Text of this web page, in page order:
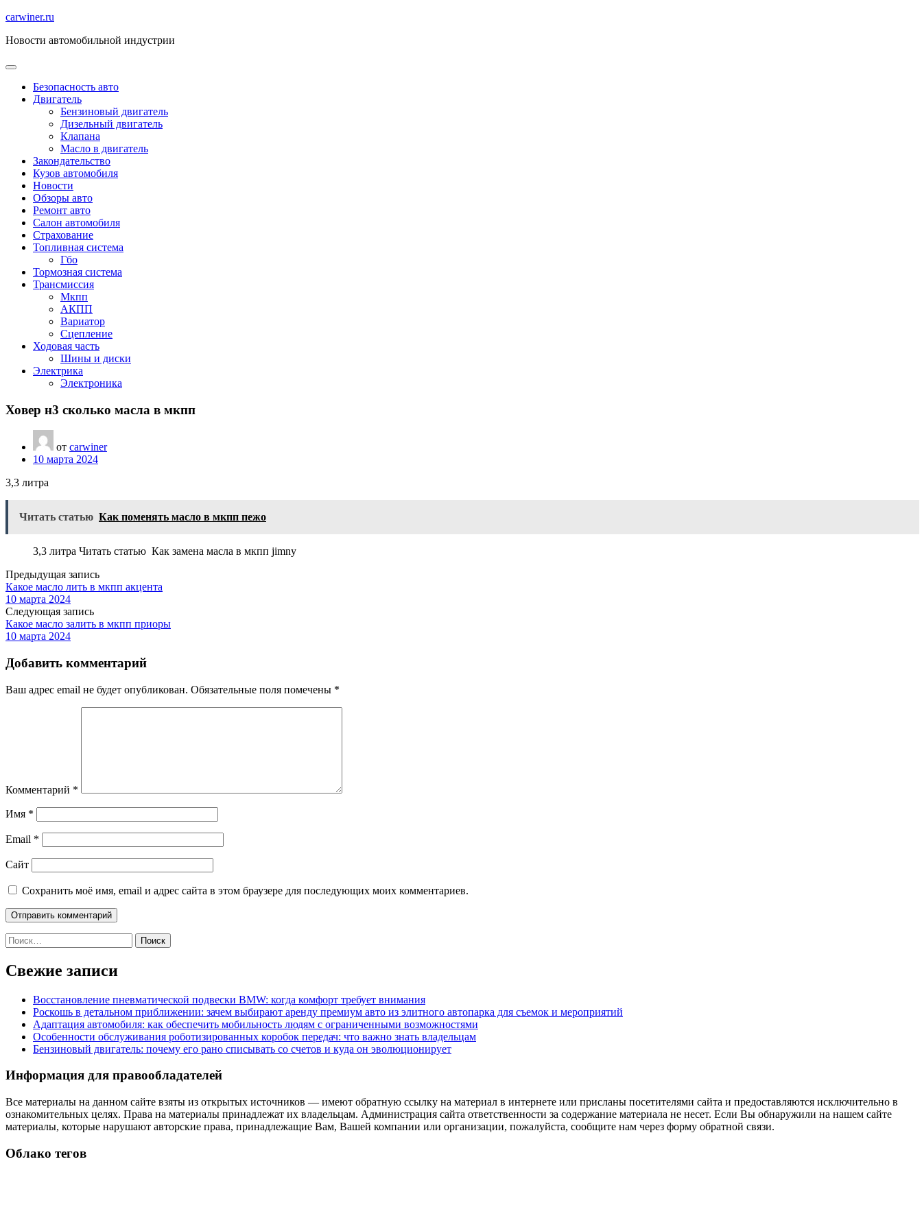
Перейти
содержимому
carwiner.ru
Новости автомобильной индустрии
Безопасность авто
Двигатель
Бензиновый двигатель
Дизельный двигатель
Клапана
Масло в двигатель
Закондательство
Кузов автомобиля
Новости
Обзоры авто
Ремонт авто
Салон автомобиля
Страхование
Топливная система
Гбо
Тормозная система
Трансмиссия
Мкпп
АКПП
Вариатор
Сцепление
Ходовая часть
Шины и диски
Электрика
Электроника
Ховер н3 сколько масла в мкпп
от carwiner
10 марта 2024
3,3 литра
Читать статью Как поменять масло в мкпп пежо
3,3 литра Читать статью Как замена масла в мкпп jimny
Предыдущая запись
Какое масло лить в мкпп акцента
10 марта 2024
Следующая запись
Какое масло залить в мкпп приоры
10 марта 2024
Добавить комментарий
Ваш адрес email не будет опубликован. Обязательные поля помечены *
Комментарий *
Имя *
Email *
Сайт
Сохранить моё имя, email и адрес сайта в этом браузере для последующих моих комментариев.
Найти:
Свежие записи
Восстановление пневматической подвески BMW: когда комфорт требует внимания
Роскошь в детальном приближении: зачем выбирают аренду премиум авто из элитного автопарка для съемок и мероприятий
Адаптация автомобиля: как обеспечить мобильность людям с ограниченными возможностями
Особенности обслуживания роботизированных коробок передач: что важно знать владельцам
Бензиновый двигатель: почему его рано списывать со счетов и куда он эволюционирует
Информация для правообладателей
Все материалы на данном сайте взяты из открытых источников — имеют обратную ссылку на материал в интернете или присланы посетителями сайта и предоставляются исключительно в
ознакомительных целях. Права на материалы принадлежат их владельцам. Администрация сайта ответственности за содержание материала не несет. Если Вы обнаружили на нашем сайте
материалы, которые нарушают авторские права, принадлежащие Вам, Вашей компании или организации, пожалуйста, сообщите нам через форму обратной связи.
Облако тегов